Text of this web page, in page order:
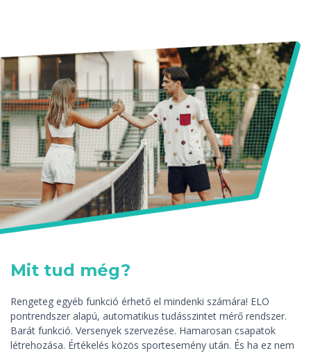
Mit tud még?
Rengeteg egyéb funkció érhető el mindenki számára! ELO
pontrendszer alapú, automatikus tudásszintet mérő rendszer.
Barát funkció. Versenyek szervezése. Hamarosan csapatok
létrehozása. Értékelés közös sportesemény után. És ha ez nem